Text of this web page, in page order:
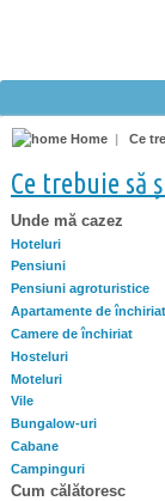
Home | Ce
Ce trebuie să
Unde mă cazez
Hoteluri
Pensiuni
Pensiuni agroturistice
Apartamente de închiriat
Camere de închiriat
Hosteluri
Moteluri
Vile
Bungalow-uri
Cabane
Campinguri
Cum călătoresc